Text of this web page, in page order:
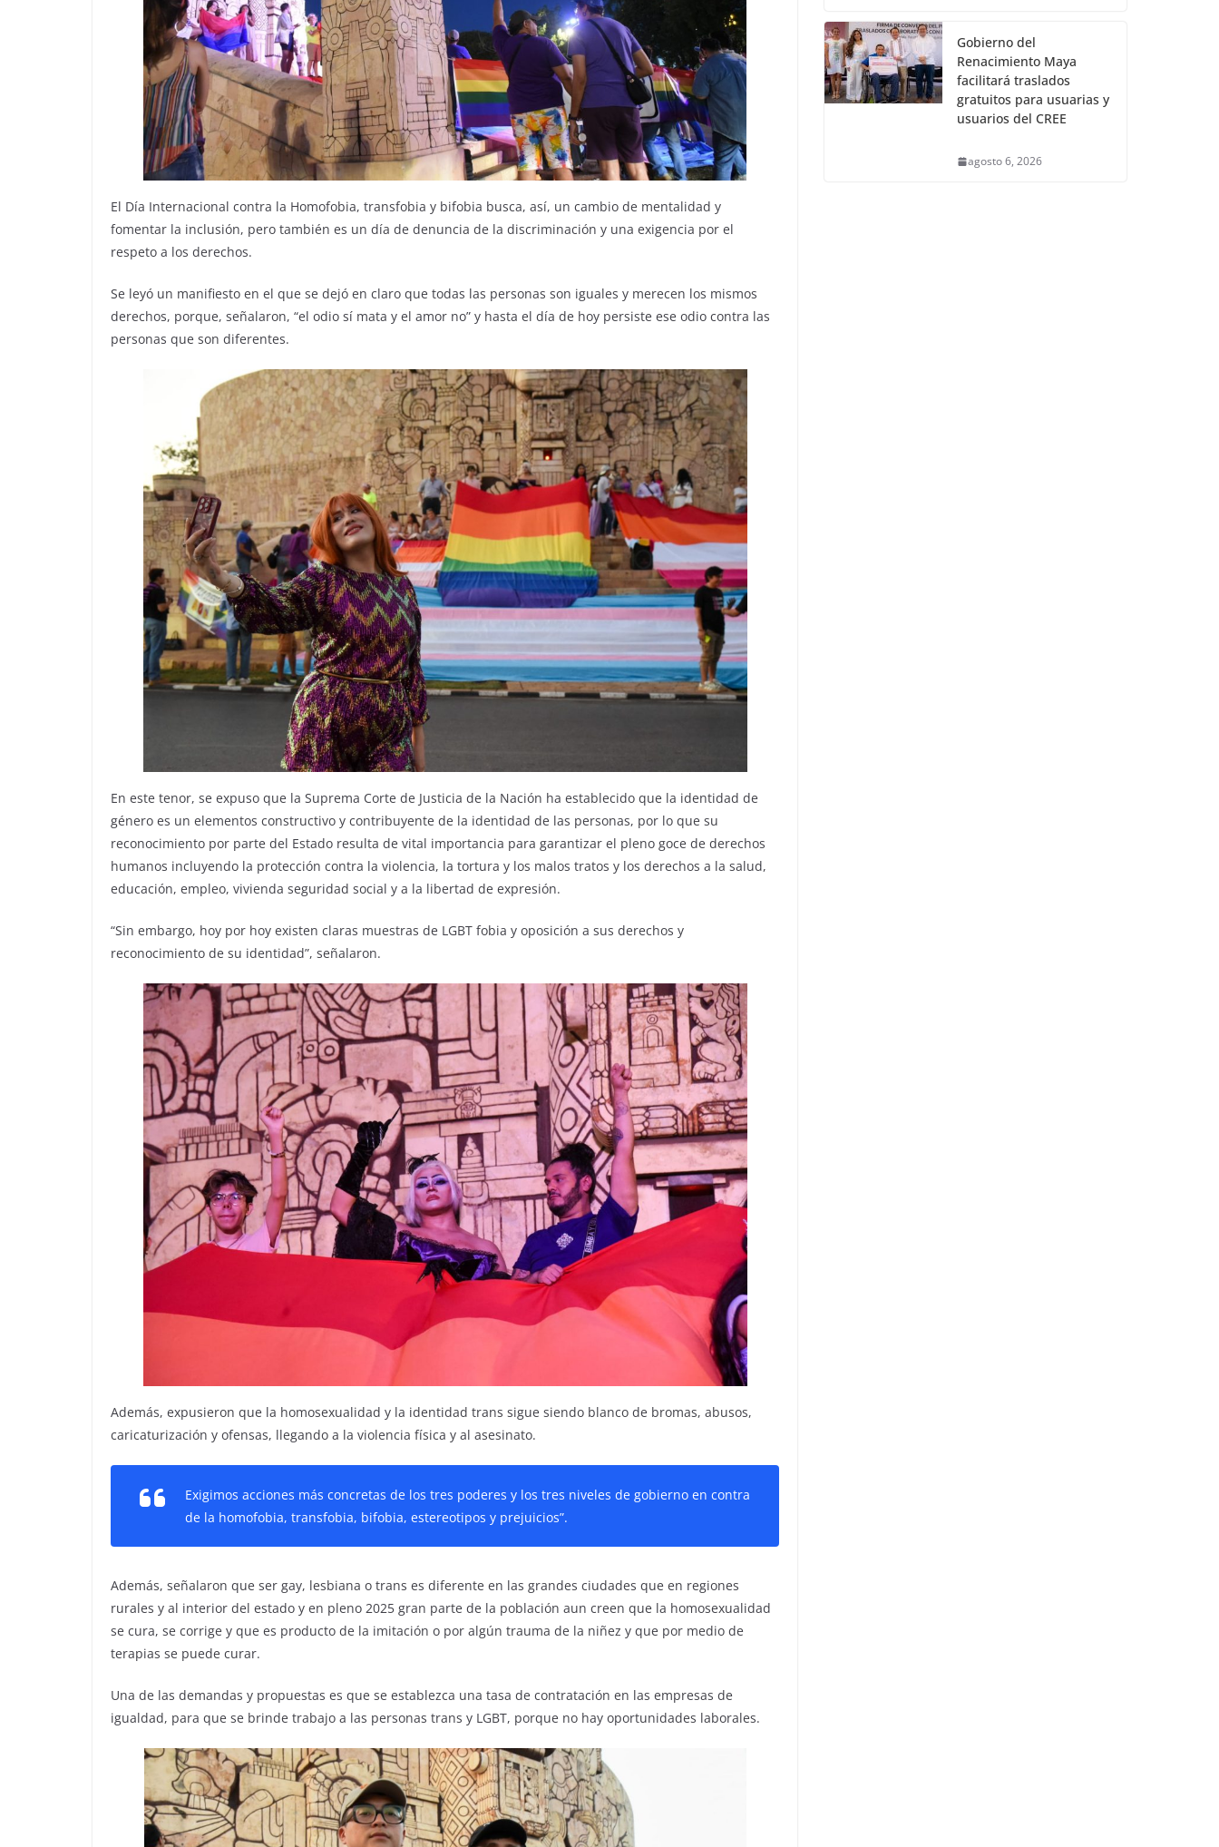
El Día Internacional contra la Homofobia, transfobia y bifobia busca, así, un cambio de mentalidad y
fomentar la inclusión, pero también es un día de denuncia de la discriminación y una exigencia por el
respeto a los derechos.
Se leyó un manifiesto en el que se dejó en claro que todas las personas son iguales y merecen los mismos
derechos, porque, señalaron, “el odio sí mata y el amor no” y hasta el día de hoy persiste ese odio contra las
personas que son diferentes.
En este tenor, se expuso que la Suprema Corte de Justicia de la Nación ha establecido que la identidad de
género es un elementos constructivo y contribuyente de la identidad de las personas, por lo que su
reconocimiento por parte del Estado resulta de vital importancia para garantizar el pleno goce de derechos
humanos incluyendo la protección contra la violencia, la tortura y los malos tratos y los derechos a la salud,
educación, empleo, vivienda seguridad social y a la libertad de expresión.
“Sin embargo, hoy por hoy existen claras muestras de LGBT fobia y oposición a sus derechos y
reconocimiento de su identidad”, señalaron.
Además, expusieron que la homosexualidad y la identidad trans sigue siendo blanco de bromas, abusos,
caricaturización y ofensas, llegando a la violencia física y al asesinato.
Exigimos acciones más concretas de los tres poderes y los tres niveles de gobierno en contra
de la homofobia, transfobia, bifobia, estereotipos y prejuicios”.
Además, señalaron que ser gay, lesbiana o trans es diferente en las grandes ciudades que en regiones
rurales y al interior del estado y en pleno 2025 gran parte de la población aun creen que la homosexualidad
se cura, se corrige y que es producto de la imitación o por algún trauma de la niñez y que por medio de
terapias se puede curar.
Una de las demandas y propuestas es que se establezca una tasa de contratación en las empresas de
igualdad, para que se brinde trabajo a las personas trans y LGBT, porque no hay oportunidades laborales.
Gobierno del
Renacimiento Maya
facilitará traslados
gratuitos para usuarias y
usuarios del CREE
agosto 6, 2026